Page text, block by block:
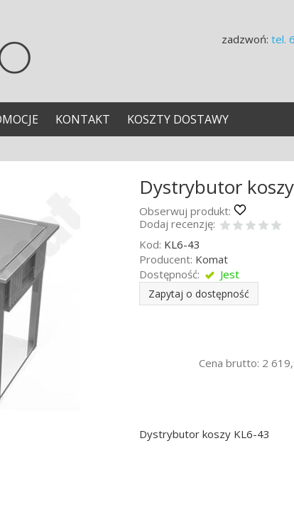
zadzwoń: tel.
KONTAKT KOSZTY DOSTAWY
Dystrybutor
Obserwuj produkt:
Dodaj recenzję:
Kod: KL6-43
Producent: Komat
Dostępność:
Jest
Zapytaj o dostępność
Cena brutto: 2
Dystrybutor koszy KL6-43